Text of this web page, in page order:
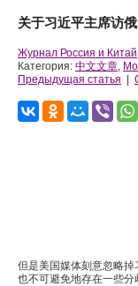
关于习近平主席访俄
Журнал Россия и Китай
Категория: 中文文章,
Предыдущая статья
但是美国媒体刻意忽略掉
也不可避免地存在一些分